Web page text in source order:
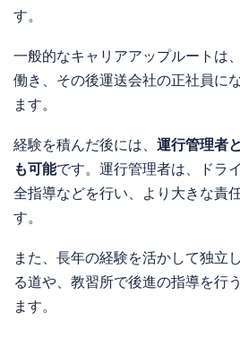
す。
一般的なキャリアアップルートは
働き、その後運送会社の正社員に
ます。
経験を積んだ後には、 運行管理者
も可能です。運行管理者は、ドラ
全指導などを行い、より大きな責
す。
また、長年の経験を活かして独立
る道や、教習所で後進の指導を行
ます。